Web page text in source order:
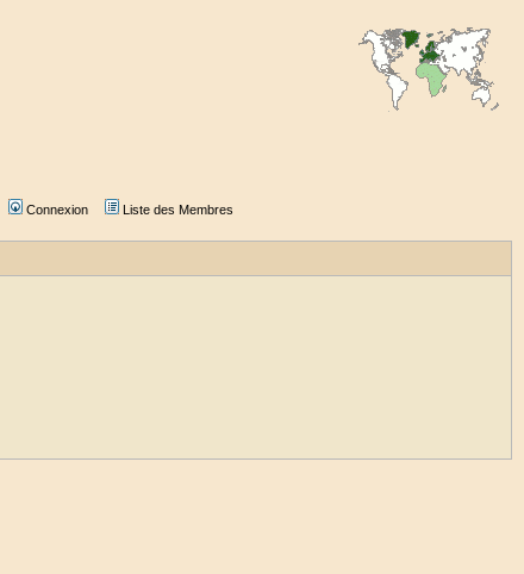
Connexion Liste des Membres